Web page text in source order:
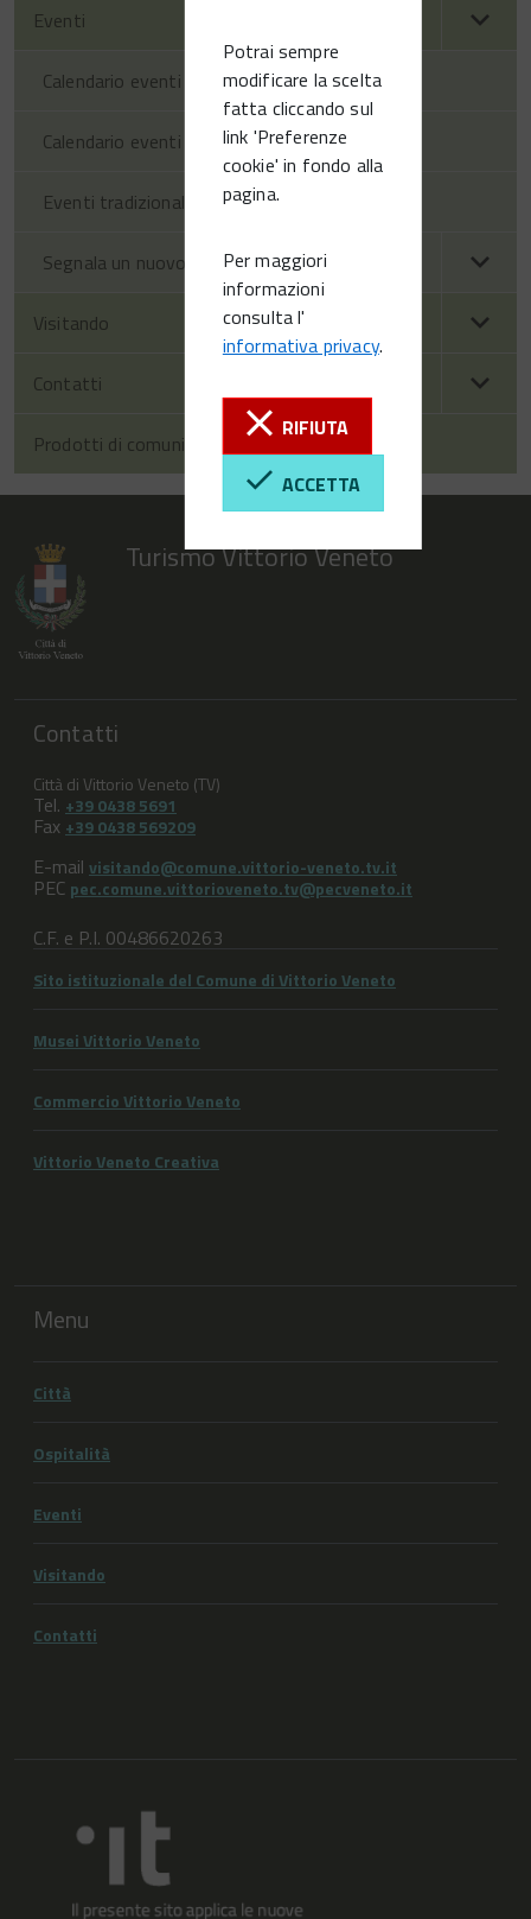
Potrai sempre
modificare la scelta
fatta cliccando sul
link 'Preferenze
cookie' in fondo alla
pagina.
Per maggiori
informazioni
consulta l'
informativa privacy.
RIFIUTA
ACCETTA
Eventi
Calendario eventi territorio
Calendario eventi Vittorio Veneto
Eventi tradizionali
Segnala un nuovo evento
Visitando
Contatti
Prodotti di comunicazione
Turismo Vittorio Veneto
Contatti
Città di Vittorio Veneto (TV)
Tel. +39 0438 5691
Fax +39 0438 569209
E-mail visitando@comune.vittorio-veneto.tv.it
PEC pec.comune.vittorioveneto.tv@pecveneto.it
C.F. e P.I. 00486620263
Sito istituzionale del Comune di Vittorio Veneto
Musei Vittorio Veneto
Commercio Vittorio Veneto
Vittorio Veneto Creativa
Menu
Città
Ospitalità
Eventi
Visitando
Contatti